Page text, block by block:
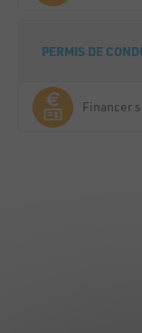
PERMIS DE
Financer